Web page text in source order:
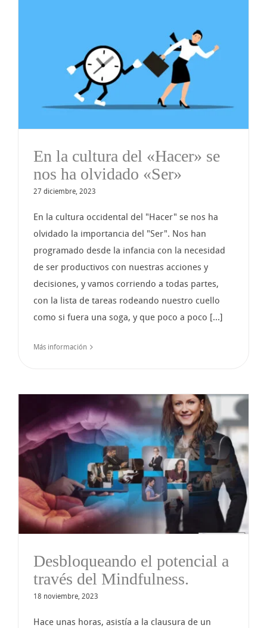
En la cultura del «Hacer» se
nos ha olvidado «Ser»
27 diciembre, 2023
En la cultura occidental del "Hacer" se nos ha
olvidado la importancia del "Ser". Nos han
programado desde la infancia con la necesidad
de ser productivos con nuestras acciones y
decisiones, y vamos corriendo a todas partes,
con la lista de tareas rodeando nuestro cuello
como si fuera una soga, y que poco a poco [...]
Más información
Desbloqueando el potencial a
través del Mindfulness.
18 noviembre, 2023
Hace unas horas, asistía a la clausura de un